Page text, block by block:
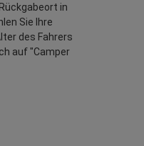
in
Sie Ihre
des Fahrers
auf "Camper